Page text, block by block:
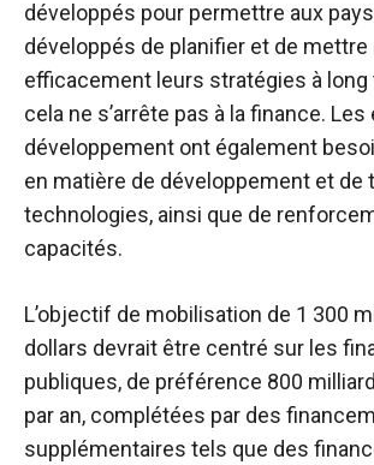
développés pour permettre aux
développés de planifier et de
efficacement leurs stratégies à long
cela ne s’arrête pas à la finance. Les
développement ont également
en matière de développement et de
technologies, ainsi que de
capacités.
L’objectif de mobilisation de 1 300
dollars devrait être centré sur les
publiques, de préférence 800
par an, complétées par des
supplémentaires tels que des